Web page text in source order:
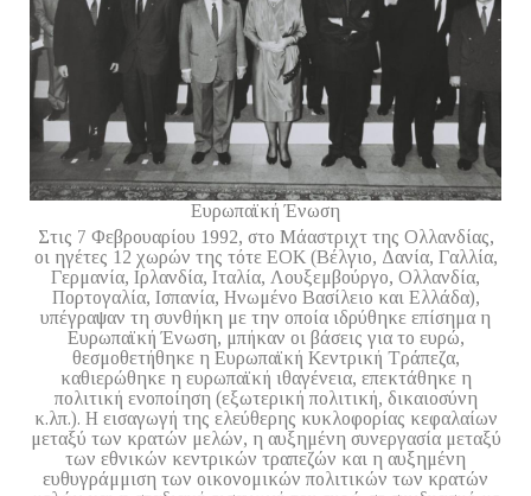
Ευρωπαϊκή Ένωση
Στις 7 Φεβρουαρίου 1992, στο Μάαστριχτ της Ολλανδίας,
οι ηγέτες 12 χωρών της τότε ΕΟΚ (Βέλγιο, Δανία, Γαλλία,
Γερμανία, Ιρλανδία, Ιταλία, Λουξεμβούργο, Ολλανδία,
Πορτογαλία, Ισπανία, Ηνωμένο Βασίλειο και Ελλάδα),
υπέγραψαν τη συνθήκη με την οποία ιδρύθηκε επίσημα η
Ευρωπαϊκή Ένωση, μπήκαν οι βάσεις για το ευρώ,
θεσμοθετήθηκε η Ευρωπαϊκή Κεντρική Τράπεζα,
καθιερώθηκε η ευρωπαϊκή ιθαγένεια, επεκτάθηκε η
πολιτική ενοποίηση (εξωτερική πολιτική, δικαιοσύνη
κ.λπ.). Η εισαγωγή της ελεύθερης κυκλοφορίας κεφαλαίων
μεταξύ των κρατών μελών, η αυξημένη συνεργασία μεταξύ
των εθνικών κεντρικών τραπεζών και η αυξημένη
ευθυγράμμιση των οικονομικών πολιτικών των κρατών